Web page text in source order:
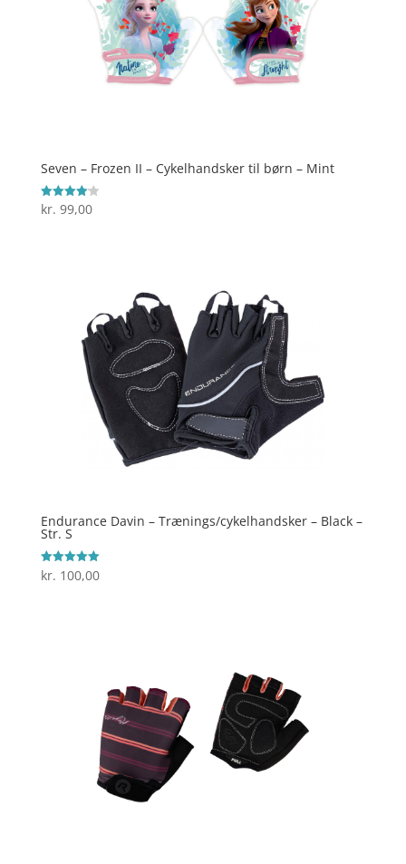
Seven – Frozen II – Cykelhandsker til børn – Mint
Vurderet
4.1
kr. 99,00
Endurance Davin – Trænings/cykelhandsker – Black –
Str. S
Vurderet
5
kr. 100,00